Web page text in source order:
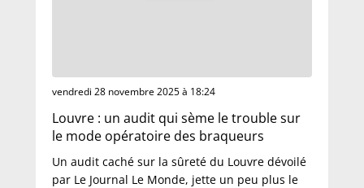
vendredi 28 novembre 2025 à 18:24
Louvre : un audit qui sème le trouble sur
le mode opératoire des braqueurs
Un audit caché sur la sûreté du Louvre dévoilé
par Le Journal Le Monde, jette un peu plus le